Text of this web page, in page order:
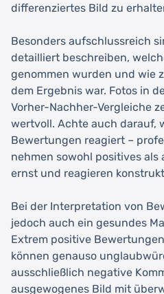
differenziertes Bild zu
Besonders aufschlussreich
detailliert beschreiben,
genommen wurden und wie
dem Ergebnis war. Fotos in
Vorher-Nachher-Vergleiche
wertvoll. Achte auch darauf,
Bewertungen reagiert –
nehmen sowohl positives als
ernst und reagieren
Bei der Interpretation von
jedoch auch ein gesundes
Extrem positive
können genauso
ausschließlich negative
ausgewogenes Bild mit